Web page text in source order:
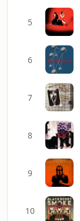
5
6
7
8
9
10